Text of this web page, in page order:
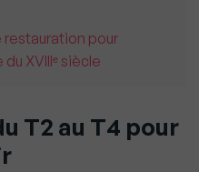
restauration pour
XVIIIᵉ siècle
T2 au T4 pour